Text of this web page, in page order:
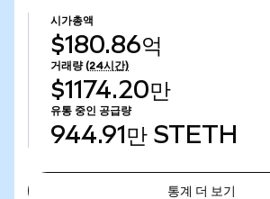
시가총액
$180.86억
거래량 (24시간)
$1174.20만
유통 중인 공급량
944.91만 STETH
통계 더 보기